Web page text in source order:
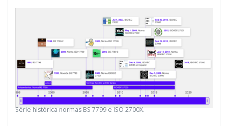
Série histórica normas BS 7799 e ISO 2700X.